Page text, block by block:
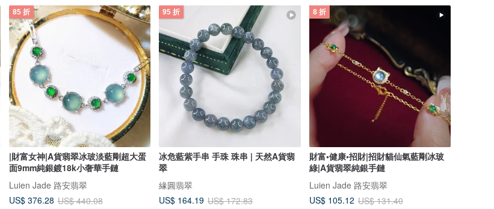
85 折
|財富女神|A貨翡翠冰玻淡藍剛超大蛋
面9mm純銀鍍18k小奢華手鏈
Luien Jade 路安翡翠
US$ 376.28 US$ 440.08
95 折
冰危藍紫手串 手珠 珠串 | 天然A貨翡
翠
緣圓翡翠
US$ 164.19 US$ 172.83
8 折
財富•健康•招財|招財貓仙氣藍剛冰玻
綠|A貨翡翠純銀手鏈
Luien Jade 路安翡翠
US$ 105.12 US$ 131.40